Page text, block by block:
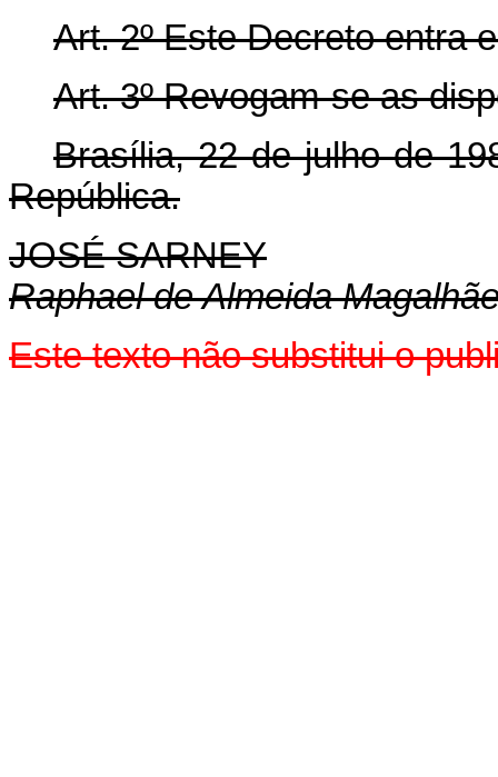
Art. 2º Este Decreto entra
Art. 3º Revogam-se as
Brasília, 22 de julho de
República.
JOSÉ SARNEY
Raphael de Almeida
Este texto não substitui o